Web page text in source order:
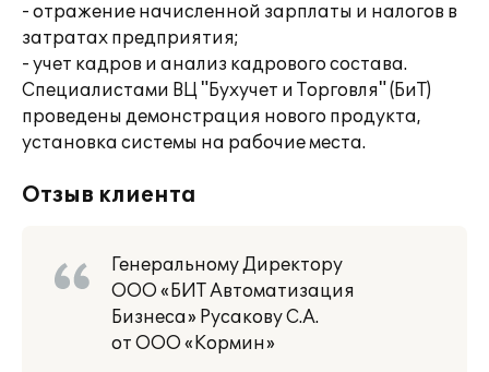
- отражение начисленной зарплаты и налогов в
затратах предприятия;
- учет кадров и анализ кадрового состава.
Специалистами ВЦ "Бухучет и Торговля" (БиТ)
проведены демонстрация нового продукта,
установка системы на рабочие места.
Отзыв клиента
Генеральному Директору
ООО «БИТ Автоматизация
Бизнеса» Русакову С.А.
от ООО «Кормин»